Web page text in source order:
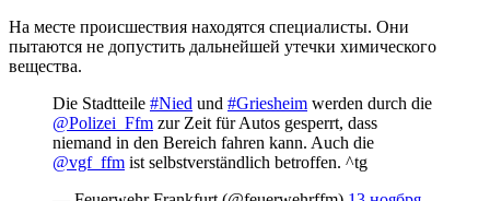
На месте происшествия находятся специалисты. Они
пытаются не допустить дальнейшей утечки химического
вещества.
Die Stadtteile #Nied und #Griesheim werden durch die
@Polizei_Ffm zur Zeit für Autos gesperrt, dass
niemand in den Bereich fahren kann. Auch die
@vgf_ffm ist selbstverständlich betroffen. ^tg